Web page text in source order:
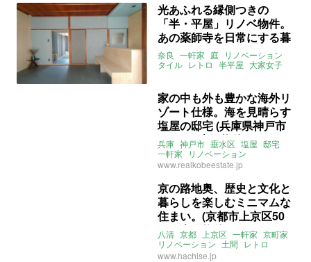
光あふれる縁側つきの
「半・平屋」リノベ物件。
あの薬師寺を日常にする暮
らし。（奈良県奈良市97㎡
の売買物件）
奈良 一軒家 庭
リノベーション
タイル レトロ 半平屋 大家女子
家の中も外も豊かな海外リ
ゾート仕様。海を見晴らす
塩屋の邸宅 (兵庫県神戸市
174㎡の売買物件)
兵庫 神戸市 垂水区 塩屋 邸宅
一軒家
リノベーション
オーシャンビュー 庭
www.realkobeestate.jp
京の路地奥、歴史と文化と
暮らしを楽しむミニマムな
住まい。(京都市上京区50
㎡の売買物件)
八清 京都 上京区 一軒家 京町家
リノベーション 土間 レトロ
無垢フローリング
www.hachise.jp